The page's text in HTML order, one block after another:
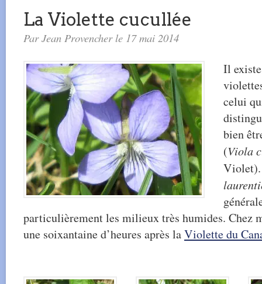
La Violette cucullée
Par Jean Provencher le 17 mai 2014
Il
celui
bien
(Viola
Violet).
particulièrement les milieux très humides. Chez
une soixantaine d’heures après laViolette du